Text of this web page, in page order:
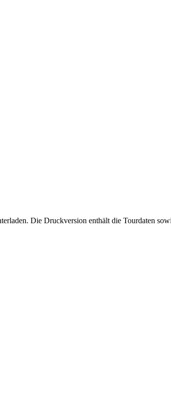
Die Druckversion enthält die Tourdaten